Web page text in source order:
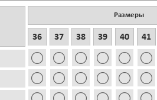
Размеры
36 37 38 39 40 41